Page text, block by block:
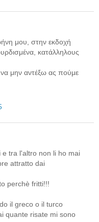
μου, στην εκδοχή
κατάλληλους
μην αντέξω ας πούμε
tra l'altro non li ho mai
attratto dai
perchè fritti!!!
il greco o il turco
quante risate mi sono